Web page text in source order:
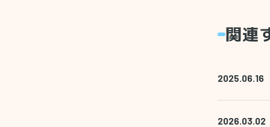
関連
2025.06.16
2026.03.02